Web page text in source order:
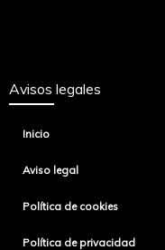
Avisos legales
Inicio
Aviso legal
Política de cookies
Política de privacidad